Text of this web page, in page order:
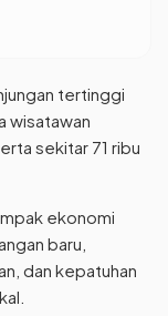
tertinggi
wisatawan
sekitar 71 ribu
ekonomi
baru,
dan kepatuhan